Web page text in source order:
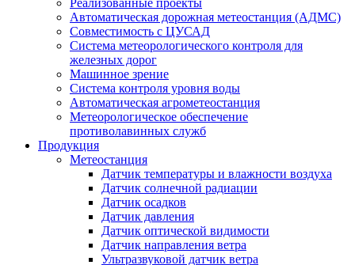
Реализованные проекты
Автоматическая дорожная метеостанция (АДМС)
Совместимость с ЦУСАД
Система метеорологического контроля для
железных дорог
Машинное зрение
Система контроля уровня воды
Автоматическая агрометеостанция
Метеорологическое обеспечение
противолавинных служб
Продукция
Метеостанция
Датчик температуры и влажности воздуха
Датчик солнечной радиации
Датчик осадков
Датчик давления
Датчик оптической видимости
Датчик направления ветра
Ультразвуковой датчик ветра